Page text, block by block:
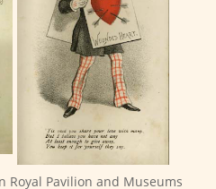
Royal Pavilion and Museums